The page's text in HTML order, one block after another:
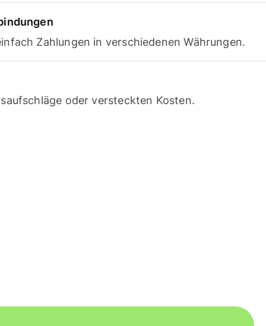
Zahlungen in verschiedenen Währungen.
oder versteckten Kosten.